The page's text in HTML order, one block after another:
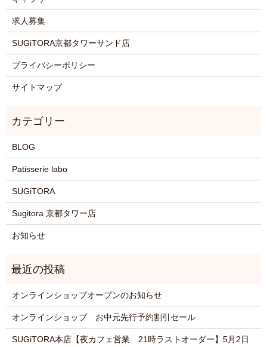
求人募集
SUGiTORA京都タワーサンド店
プライバシーポリシー
サイトマップ
BLOG
Patisserie labo
SUGiTORA
Sugitora 京都タワー店
お知らせ
オンラインショップオープンのお知らせ
オンラインショップ お中元先行予約割引セール
SUGiTORA本店【夜カフェ営業 21時ラストオーダー】5月2日